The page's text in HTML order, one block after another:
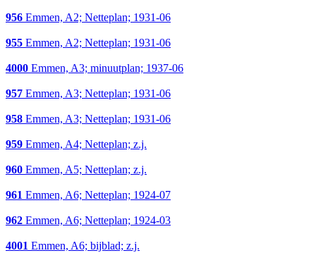
956 Emmen, A2; Netteplan; 1931-06
955 Emmen, A2; Netteplan; 1931-06
4000 Emmen, A3; minuutplan; 1937-06
957 Emmen, A3; Netteplan; 1931-06
958 Emmen, A3; Netteplan; 1931-06
959 Emmen, A4; Netteplan; z.j.
960 Emmen, A5; Netteplan; z.j.
961 Emmen, A6; Netteplan; 1924-07
962 Emmen, A6; Netteplan; 1924-03
4001 Emmen, A6; bijblad; z.j.